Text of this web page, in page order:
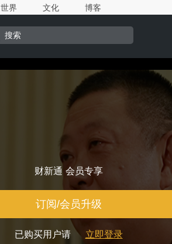
世界 文化 博客
财新通 会员专享
订阅/会员升级
已购买用户请 立即登录